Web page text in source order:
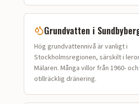
Grundvatten i
Hög grundvattennivå är vanligt i
Stockholmsregionen, särskilt i
Mälaren. Många villor från 1960-
otillräcklig dränering.